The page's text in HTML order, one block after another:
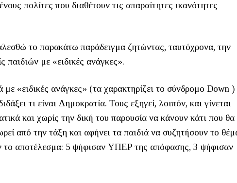
πολίτες που διαθέτουν τις απαραίτητες ικανότητες
το παρακάτω παράδειγμα ζητώντας, ταυτόχρονα, την
παιδιών με «ειδικές ανάγκες».
«ειδικές ανάγκες» (τα χαρακτηρίζει το σύνδρομο Down )
τι είναι Δημοκρατία. Τους εξηγεί, λοιπόν, και γίνεται
και χωρίς την δική του παρουσία να κάνουν κάτι που θα
από την τάξη και αφήνει τα παιδιά να συζητήσουν το
το αποτέλεσμα: 5 ψήφισαν ΥΠΕΡ της απόφασης, 3 ψήφισαν